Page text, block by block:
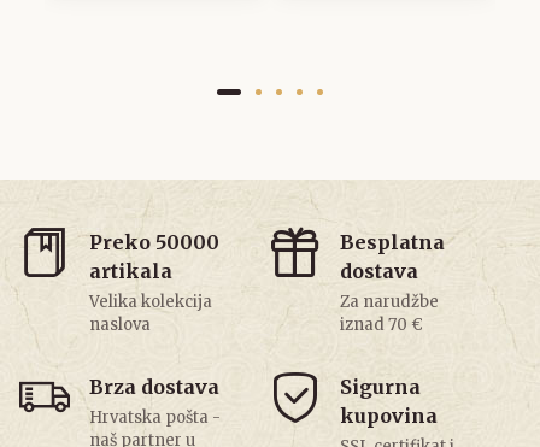
Preko 50000
artikala
Velika kolekcija
naslova
Besplatna
dostava
Za narudžbe
iznad 70 €
Brza dostava
Hrvatska pošta -
naš partner u
Sigurna
kupovina